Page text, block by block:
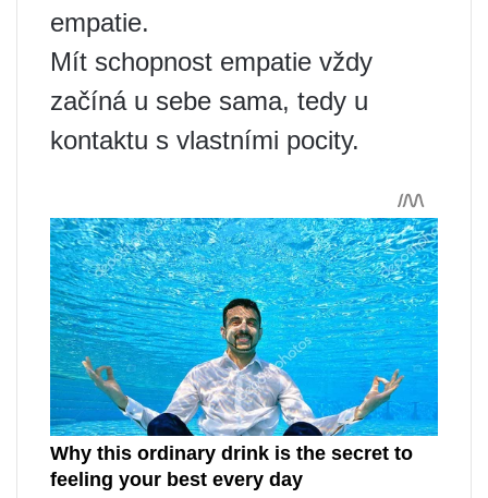
empatie.
Mít schopnost empatie vždy
začíná u sebe sama, tedy u
kontaktu s vlastními pocity.